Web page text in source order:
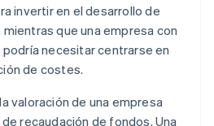
invertir en el desarrollo de
que una empresa con
podría necesitar centrarse en
de costes.
valoración de una empresa
recaudación de fondos. Una